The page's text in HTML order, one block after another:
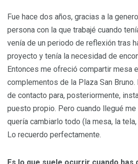
Fue hace dos años, gracias a la
persona con la que trabajé cuando
venía de un periodo de reflexión tras
proyecto y tenía la necesidad de
Entonces me ofreció compartir mesa
complementos de la Plaza San Bruno.
de contacto para, posteriormente,
puesto propio. Pero cuando llegué me
quería cambiarlo todo (la mesa, la
Lo recuerdo perfectamente.